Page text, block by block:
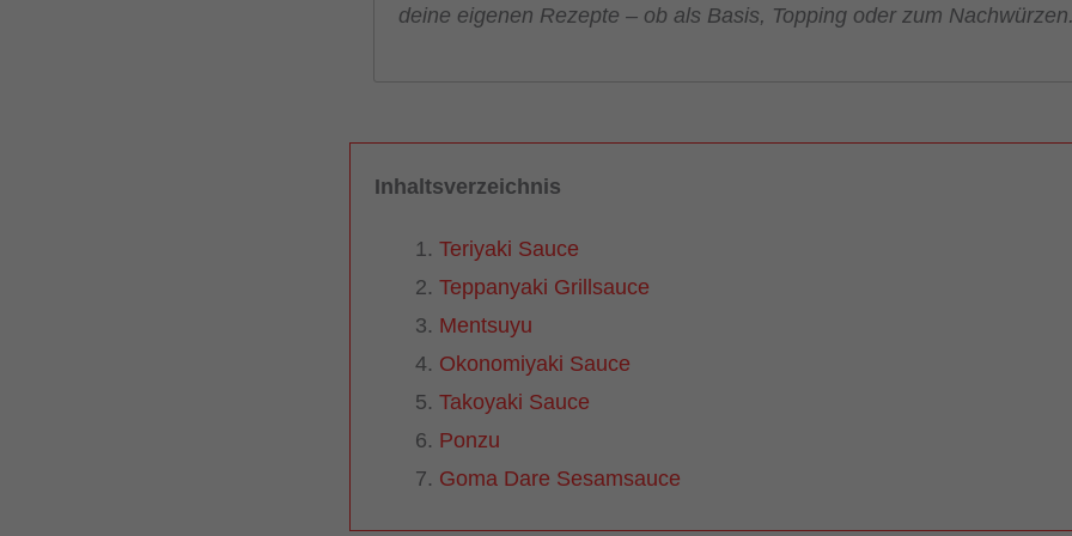
deine eigenen Rezepte – ob als Basis, Topping oder zum
Inhaltsverzeichnis
Teriyaki Sauce
Teppanyaki Grillsauce
Mentsuyu
Okonomiyaki Sauce
Takoyaki Sauce
Ponzu
Goma Dare Sesamsauce